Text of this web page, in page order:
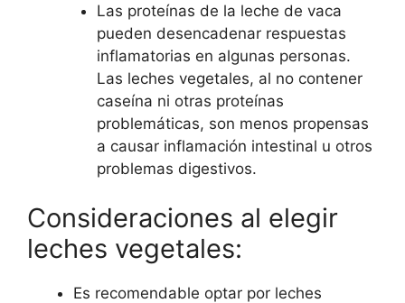
Las proteínas de la leche de vaca
pueden desencadenar respuestas
inflamatorias en algunas personas.
Las leches vegetales, al no contener
caseína ni otras proteínas
problemáticas, son menos propensas
a causar inflamación intestinal u otros
problemas digestivos.
Consideraciones al elegir
leches vegetales:
Es recomendable optar por leches